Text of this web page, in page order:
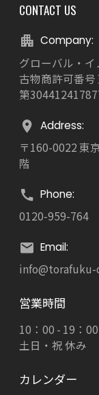
CONTACT US
Company:
グローバル・
古物商許可番
第
Address:
〒160-0022 東
階
Phone:
0120-959-764
Email:
営業時間
10：00 - 19：00
土日・祝 休み
カレンダー